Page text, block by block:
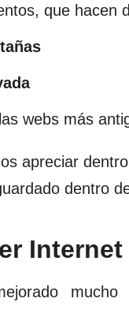
que hacen
webs más
apreciar
dentro